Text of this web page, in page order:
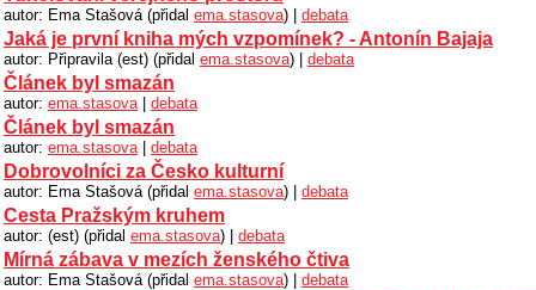
autor: Ema Stašová (přidal ema.stasova) | debata
Jaká je první kniha mých vzpomínek? - Antonín Bajaja
autor: Připravila (est) (přidal ema.stasova) | debata
Článek byl smazán
autor: ema.stasova | debata
Článek byl smazán
autor: ema.stasova | debata
Dobrovolníci za Česko kulturní
autor: Ema Stašová (přidal ema.stasova) | debata
Cesta Pražským kruhem
autor: (est) (přidal ema.stasova) | debata
Mírná zábava v mezích ženského čtiva
autor: Ema Stašová (přidal ema.stasova) | debata